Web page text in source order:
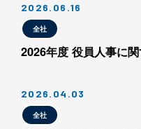
2026.06.16
全社
2026年度 役員人事に
2026.04.03
全社